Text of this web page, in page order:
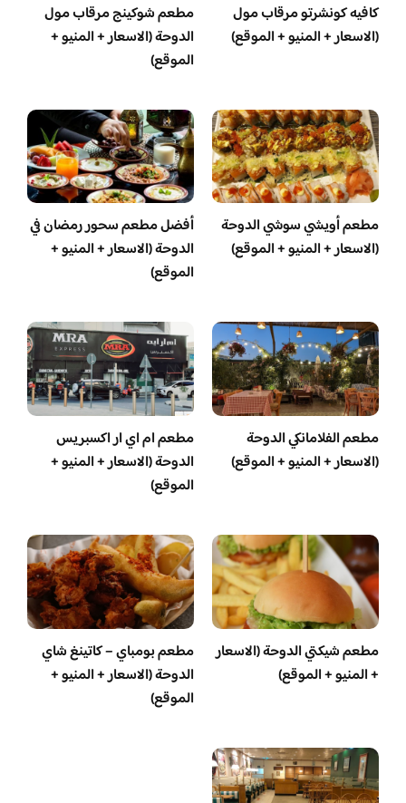
كافيه كونشرتو مرقاب مول
(الاسعار + المنيو + الموقع)
مطعم شوكينج مرقاب مول
الدوحة (الاسعار + المنيو +
الموقع)
مطعم أويشي سوشي الدوحة
(الاسعار + المنيو + الموقع)
أفضل مطعم سحور رمضان في
الدوحة (الاسعار + المنيو +
الموقع)
مطعم الفلامانكي الدوحة
(الاسعار + المنيو + الموقع)
مطعم ام اي ار اكسبريس
الدوحة (الاسعار + المنيو +
الموقع)
مطعم شيكتي الدوحة (الاسعار
+ المنيو + الموقع)
مطعم بومباي – كاتينغ شاي
الدوحة (الاسعار + المنيو +
الموقع)